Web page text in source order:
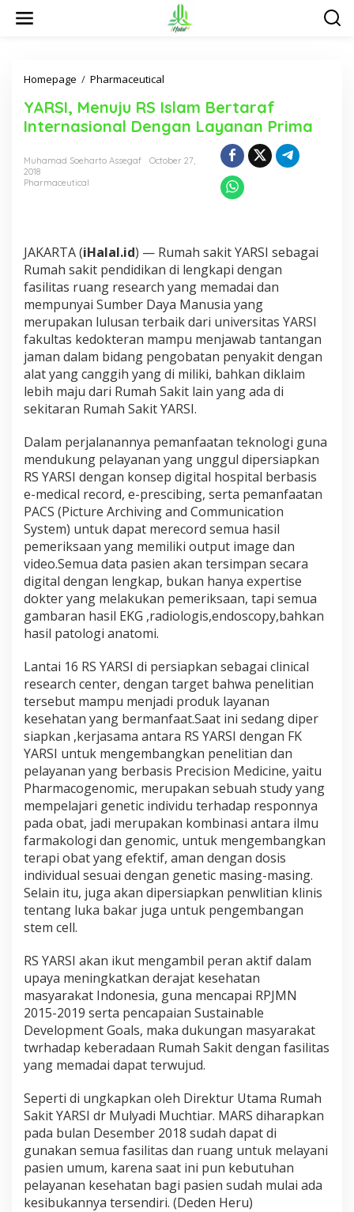
Homepage / Pharmaceutical
R
S
I
M
R
I
s
l
a
m
e
r
t
a
f
I
n
t
e
r
n
a
s
n
a
e
g
a
n
L
a
y
a
n
a
n
P
r
i
m
a
YARSI, Menuju RS Islam Bertaraf
Internasional Dengan Layanan Prima
Muhamad Soeharto Assegaf
October 27,
2018
Pharmaceutical
JAKARTA (iHalal.id) — Rumah sakit YARSI sebagai
Rumah sakit pendidikan di lengkapi dengan
fasilitas ruang research yang memadai dan
mempunyai Sumber Daya Manusia yang
merupakan lulusan terbaik dari universitas YARSI
fakultas kedokteran mampu menjawab tantangan
jaman dalam bidang pengobatan penyakit dengan
alat yang canggih yang di miliki, bahkan diklaim
lebih maju dari Rumah Sakit lain yang ada di
sekitaran Rumah Sakit YARSI.
Dalam perjalanannya pemanfaatan teknologi guna
mendukung pelayanan yang unggul dipersiapkan
RS YARSI dengan konsep digital hospital berbasis
e-medical record, e-prescibing, serta pemanfaatan
PACS (Picture Archiving and Communication
System) untuk dapat merecord semua hasil
pemeriksaan yang memiliki output image dan
video.Semua data pasien akan tersimpan secara
digital dengan lengkap, bukan hanya expertise
dokter yang melakukan pemeriksaan, tapi semua
gambaran hasil EKG ,radiologis,endoscopy,bahkan
hasil patologi anatomi.
Lantai 16 RS YARSI di persiapkan sebagai clinical
research center, dengan target bahwa penelitian
tersebut mampu menjadi produk layanan
kesehatan yang bermanfaat.Saat ini sedang diper
siapkan ,kerjasama antara RS YARSI dengan FK
YARSI untuk mengembangkan penelitian dan
pelayanan yang berbasis Precision Medicine, yaitu
Pharmacogenomic, merupakan sebuah study yang
mempelajari genetic individu terhadap responnya
pada obat, jadi merupakan kombinasi antara ilmu
farmakologi dan genomic, untuk mengembangkan
terapi obat yang efektif, aman dengan dosis
individual sesuai dengan genetic masing-masing.
Selain itu, juga akan dipersiapkan penwlitian klinis
tentang luka bakar juga untuk pengembangan
stem cell.
RS YARSI akan ikut mengambil peran aktif dalam
upaya meningkatkan derajat kesehatan
masyarakat Indonesia, guna mencapai RPJMN
2015-2019 serta pencapaian Sustainable
Development Goals, maka dukungan masyarakat
twrhadap keberadaan Rumah Sakit dengan fasilitas
yang memadai dapat terwujud.
Seperti di ungkapkan oleh Direktur Utama Rumah
Sakit YARSI dr Mulyadi Muchtiar. MARS diharapkan
pada bulan Desember 2018 sudah dapat di
gunakan semua fasilitas dan ruang untuk melayani
pasien umum, karena saat ini pun kebutuhan
pelayanan kesehatan bagi pasien sudah mulai ada
kesibukannya tersendiri. (Deden Heru)